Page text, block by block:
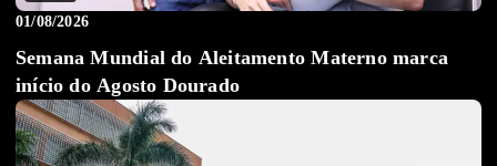
01/08/2026
Semana Mundial do Aleitamento Materno marca
início do Agosto Dourado